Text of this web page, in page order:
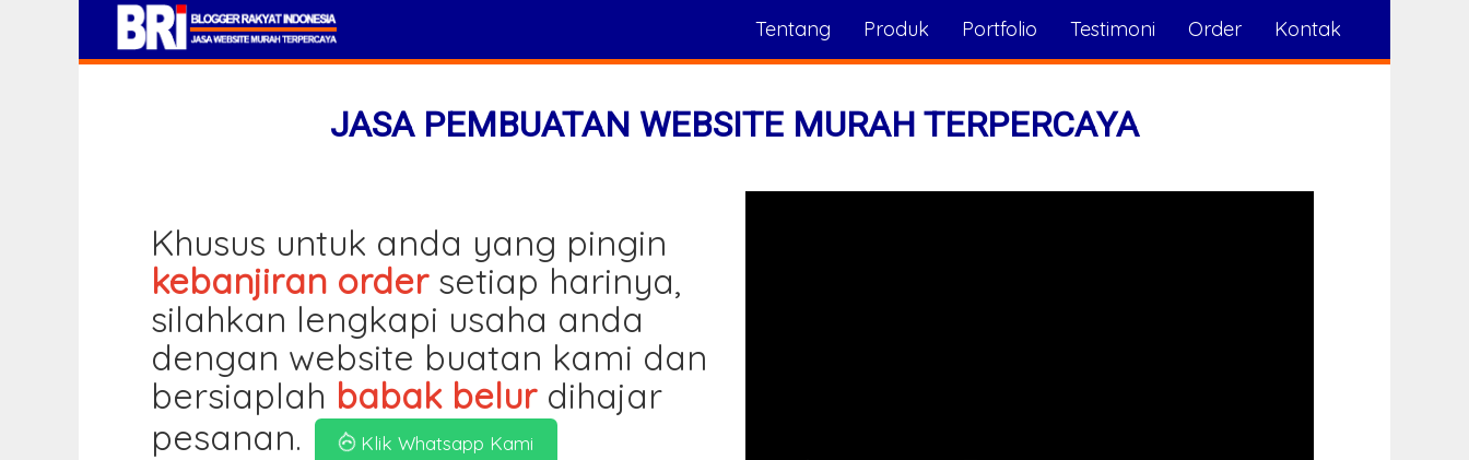
Tentang Produk Portfolio Testimoni Order Kontak
JASA PEMBUATAN WEBSITE MURAH TERPERCAYA
Khusus untuk anda yang pingin
kebanjiran ordersetiap harinya,
silahkan lengkapi usaha anda
dengan website buatan kami dan
bersiaplah babak belurdihajar
pesanan.
Klik Whatsapp Kami